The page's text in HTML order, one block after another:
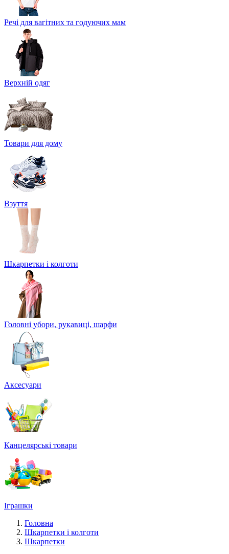
Речі для вагітних та годуючих мам
Верхній одяг
Товари для дому
Взуття
Шкарпетки і колготи
Головні убори, рукавиці, шарфи
Аксесуари
Канцелярські товари
Іграшки
Головна
Шкарпетки і колготи
Шкарпетки